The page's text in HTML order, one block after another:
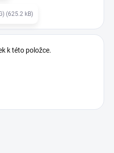
(625.2 kB)
k této položce.